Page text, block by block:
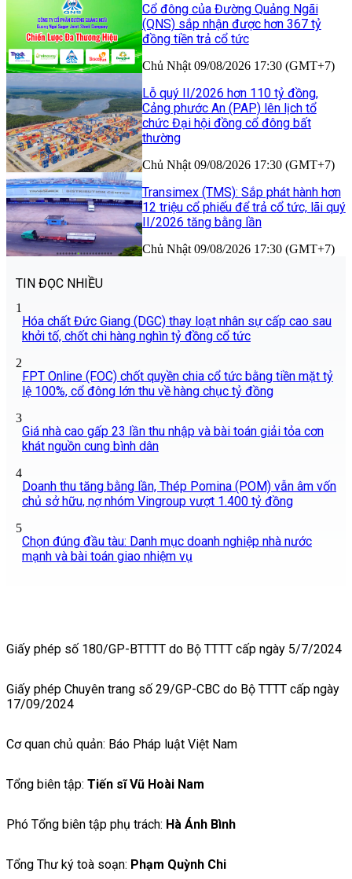
Cổ đông của Đường Quảng Ngãi
(QNS) sắp nhận được hơn 367 tỷ
đồng tiền trả cổ tức
Chủ Nhật 09/08/2026 17:30 (GMT+7)
Lỗ quý II/2026 hơn 110 tỷ đồng,
Cảng phước An (PAP) lên lịch tổ
chức Đại hội đồng cổ đông bất
thường
Chủ Nhật 09/08/2026 17:30 (GMT+7)
Transimex (TMS): Sắp phát hành hơn
12 triệu cổ phiếu để trả cổ tức, lãi quý
II/2026 tăng bằng lần
Chủ Nhật 09/08/2026 17:30 (GMT+7)
TIN ĐỌC NHIỀU
1
Hóa chất Đức Giang (DGC) thay loạt nhân sự cấp cao sau
khởi tố, chốt chi hàng nghìn tỷ đồng cổ tức
2
FPT Online (FOC) chốt quyền chia cổ tức bằng tiền mặt tỷ
lệ 100%, cổ đông lớn thu về hàng chục tỷ đồng
3
Giá nhà cao gấp 23 lần thu nhập và bài toán giải tỏa cơn
khát nguồn cung bình dân
4
Doanh thu tăng bằng lần, Thép Pomina (POM) vẫn âm vốn
chủ sở hữu, nợ nhóm Vingroup vượt 1.400 tỷ đồng
5
Chọn đúng đầu tàu: Danh mục doanh nghiệp nhà nước
mạnh và bài toán giao nhiệm vụ
Giấy phép số 180/GP-BTTTT do Bộ TTTT cấp ngày 5/7/2024
Giấy phép Chuyên trang số 29/GP-CBC do Bộ TTTT cấp ngày
17/09/2024
Cơ quan chủ quản: Báo Pháp luật Việt Nam
Tổng biên tập: Tiến sĩ Vũ Hoài Nam
Phó Tổng biên tập phụ trách: Hà Ánh Bình
Tổng Thư ký toà soạn: Phạm Quỳnh Chi